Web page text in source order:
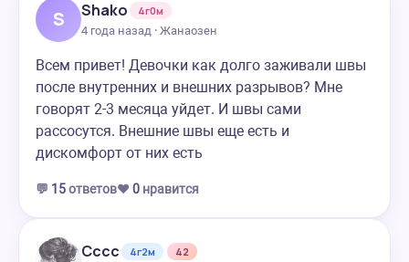
S Shako
4г0м
4 года назад · Жанаозен
Всем привет! Девочки как долго заживали швы
после внутренних и внешних разрывов? Мне
говорят 2-3 месяца уйдет. И швы сами
рассосутся. Внешние швы еще есть и
дискомфорт от них есть
💬 15ответов❤️ 0 нравится
Сссс 4г2м
42